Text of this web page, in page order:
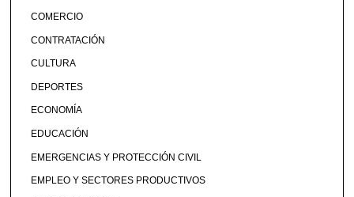
COMERCIO
CONTRATACIÓN
CULTURA
DEPORTES
ECONOMÍA
EDUCACIÓN
EMERGENCIAS Y PROTECCIÓN CIVIL
EMPLEO Y SECTORES PRODUCTIVOS